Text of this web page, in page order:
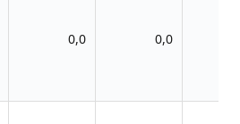
0,0 0,0